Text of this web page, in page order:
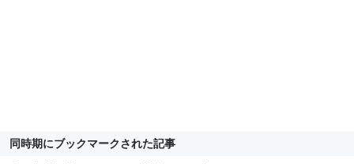
同時期にブックマークされた記事